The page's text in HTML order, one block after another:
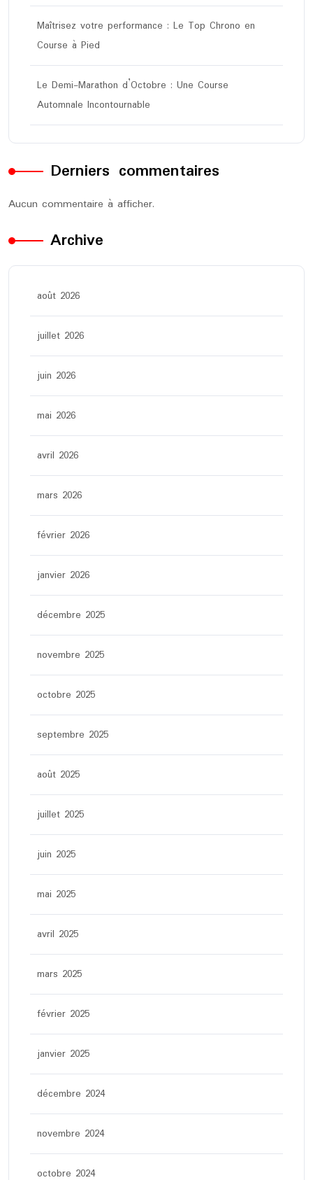
Maîtrisez votre performance : Le Top Chrono en
Course à Pied
Le Demi-Marathon d’Octobre : Une Course
Automnale Incontournable
Derniers commentaires
Aucun commentaire à afficher.
Archive
août 2026
juillet 2026
juin 2026
mai 2026
avril 2026
mars 2026
février 2026
janvier 2026
décembre 2025
novembre 2025
octobre 2025
septembre 2025
août 2025
juillet 2025
juin 2025
mai 2025
avril 2025
mars 2025
février 2025
janvier 2025
décembre 2024
novembre 2024
octobre 2024